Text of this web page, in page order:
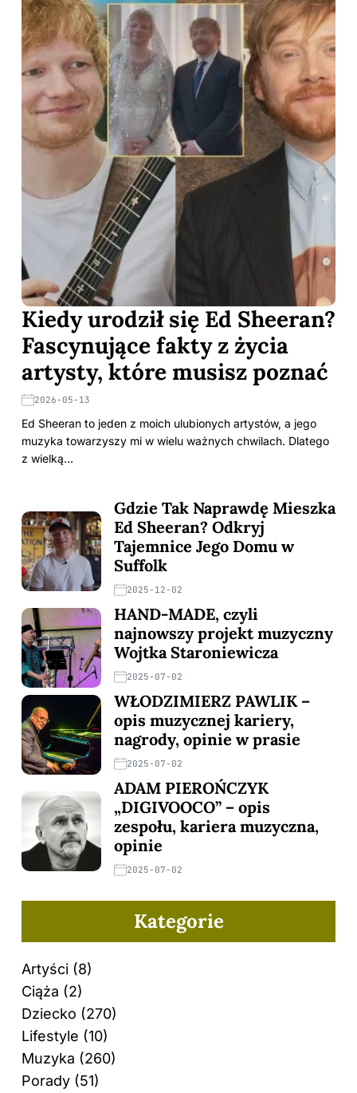
Kiedy urodził się Ed Sheeran?
Fascynujące fakty z życia
artysty, które musisz poznać
2026-05-13
Ed Sheeran to jeden z moich ulubionych artystów, a jego
muzyka towarzyszy mi w wielu ważnych chwilach. Dlatego
z wielką…
Gdzie Tak Naprawdę Mieszka
Ed Sheeran? Odkryj
Tajemnice Jego Domu w
Suffolk
2025-12-02
HAND-MADE, czyli
najnowszy projekt muzyczny
Wojtka Staroniewicza
2025-07-02
WŁODZIMIERZ PAWLIK –
opis muzycznej kariery,
nagrody, opinie w prasie
2025-07-02
ADAM PIEROŃCZYK
„DIGIVOOCO” – opis
zespołu, kariera muzyczna,
opinie
2025-07-02
Kategorie
Artyści (8)
Ciąża (2)
Dziecko (270)
Lifestyle (10)
Muzyka (260)
Porady (51)